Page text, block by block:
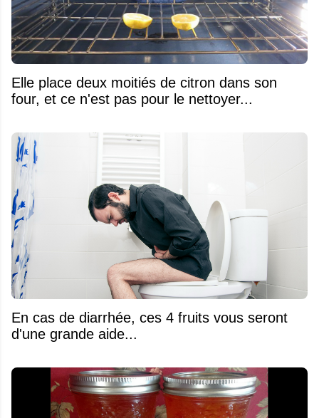
Elle place deux moitiés de citron dans son
four, et ce n'est pas pour le nettoyer...
En cas de diarrhée, ces 4 fruits vous seront
d'une grande aide...